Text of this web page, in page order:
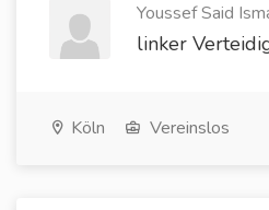
Youssef Said
linker
Köln Vereinslos